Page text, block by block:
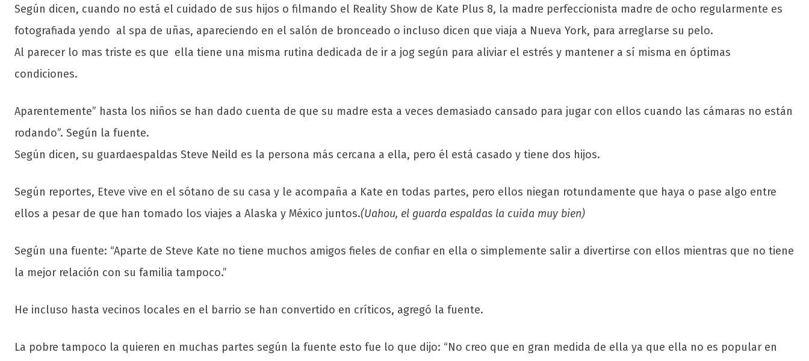
Según dicen, cuando no está el cuidado de sus hijos o filmando el Reality Show de Kate Plus 8, la madre perfeccionista madre de ocho regularmente es
fotografiada yendo al spa de uñas, apareciendo en el salón de bronceado o incluso dicen que viaja a Nueva York, para arreglarse su pelo.
Al parecer lo mas triste es que ella tiene una misma rutina dedicada de ir a jog según para aliviar el estrés y mantener a sí misma en óptimas
condiciones.
Aparentemente” hasta los niños se han dado cuenta de que su madre esta a veces demasiado cansado para jugar con ellos cuando las cámaras no están
rodando”. Según la fuente.
Según dicen, su guardaespaldas Steve Neild es la persona más cercana a ella, pero él está casado y tiene dos hijos.
Según reportes, Eteve vive en el sótano de su casa y le acompaña a Kate en todas partes, pero ellos niegan rotundamente que haya o pase algo entre
ellos a pesar de que han tomado los viajes a Alaska y México juntos.(Uahou, el guarda espaldas la cuida muy bien)
Según una fuente: “Aparte de Steve Kate no tiene muchos amigos fieles de confiar en ella o simplemente salir a divertirse con ellos mientras que no tiene
la mejor relación con su familia tampoco.”
He incluso hasta vecinos locales en el barrio se han convertido en críticos, agregó la fuente.
La pobre tampoco la quieren en muchas partes según la fuente esto fue lo que dijo: “No creo que en gran medida de ella ya que ella no es popular en